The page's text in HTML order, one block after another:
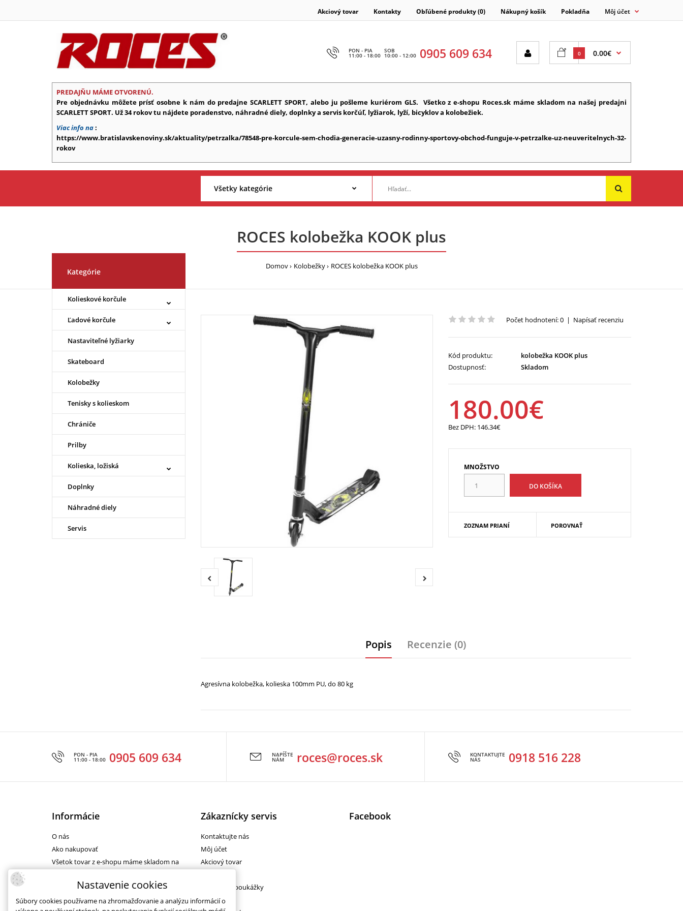
Akciový tovar Kontakty Obľúbené produkty (0) Nákupný košík Pokladňa Môj účet
PON - PIA
11:00 - 18:00
SOB
10:00 - 12:00 0905 609 634 0 0.00€
PREDAJŇU MÁME OTVORENÚ.
Pre objednávku môžete prísť osobne k nám do predajne SCARLETT SPORT, alebo ju pošleme kuriérom GLS. Všetko z e-shopu Roces.sk máme skladom na našej predajni
SCARLETT SPORT. Už 34 rokov tu nájdete poradenstvo, náhradné diely, doplnky a servis korčúľ, lyžiarok, lyží, bicyklov a kolobežiek.
Viac info na:
https://www.bratislavskenoviny.sk/aktuality/petrzalka/78548-pre-korcule-sem-chodia-generacie-uzasny-rodinny-sportovy-obchod-funguje-v-petrzalke-uz-neuveritelnych-32-
rokov
ROCES kolobežka KOOK plus
Domov Kolobežky ROCES kolobežka KOOK plus
Kategórie
Kolieskové korčule
Ľadové korčule
Nastaviteľné lyžiarky
Skateboard
Kolobežky
Tenisky s kolieskom
Chrániče
Prilby
Kolieska, ložiská
Doplnky
Náhradné diely
Servis
Počet hodnotení: 0 | Napísať recenziu
Kód produktu:
kolobežka KOOK plus
Dostupnosť:
Skladom
180.00€
Bez DPH: 146.34€
MNOŽSTVO
ZOZNAM PRIANÍ POROVNAŤ
Popis Recenzie (0)
Agresívna kolobežka, kolieska 100mm PU, do 80 kg
PON - PIA
11:00 - 18:00 0905 609 634 NAPÍŠTE
NÁM roces@roces.sk KONTAKTUJTE
NÁS 0918 516 228
Informácie
O nás
Ako nakupovať
Všetok tovar z e-shopu máme skladom na
Ochrana osobných údajov
Obchodné podmienky
Zákaznícky servis
Kontaktujte nás
Môj účet
Akciový tovar
Darčekové poukážky
Novinky
Facebook
Nastavenie cookies
Súbory cookies používame na zhromažďovanie a analýzu informácií o